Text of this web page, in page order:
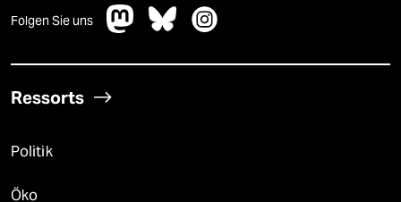
Folgen Sie uns
Ressorts
Politik
Öko